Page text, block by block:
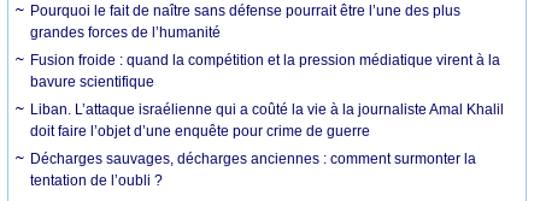
Pourquoi le fait de naître sans défense pourrait être l’une des plus
grandes forces de l’humanité
Fusion froide : quand la compétition et la pression médiatique virent à la
bavure scientifique
Liban. L’attaque israélienne qui a coûté la vie à la journaliste Amal Khalil
doit faire l’objet d’une enquête pour crime de guerre
Décharges sauvages, décharges anciennes : comment surmonter la
tentation de l’oubli ?